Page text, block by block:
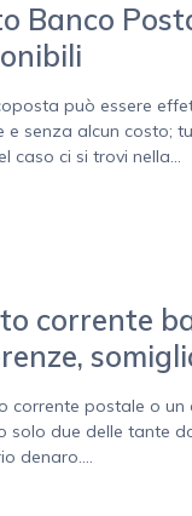
Banco
può essere
e senza alcun costo;
caso ci si trovi nella...
corrente
corrente postale o un
solo due delle tante
denaro....